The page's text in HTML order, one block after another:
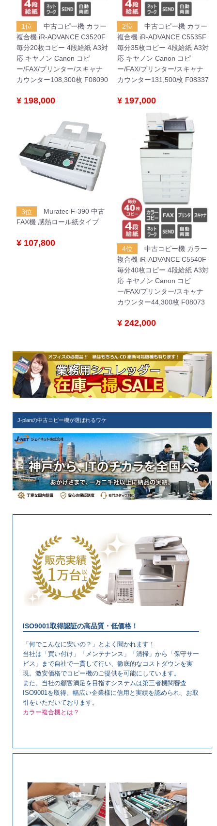
1位
中古コピー機 カラー
複合機 iR-ADVANCE C3520F
毎分20枚コピー 4段給紙 A3対
応 キヤノン Canon コピ
ー/FAX/プリンター/スキャナ
カウンター108,300枚 F08090
¥ 198,000
2位
中古コピー機 カラー
複合機 iR-ADVANCE C5535F
毎分35枚コピー 4段給紙 A3対
応 キヤノン Canon コピ
ー/FAX/プリンター/スキャナ
カウンター131,500枚 F08337
¥ 197,000
3位
Muratec F-390 中古
FAX機 感熱ロール紙タイプ
¥ 107,800
4位
中古コピー機 カラー
複合機 iR-ADVANCE C5540F
毎分40枚コピー 4段給紙 A3対
応 キヤノン Canon コピ
ー/FAX/プリンター/スキャナ
カウンター44,300枚 F08073
¥ 242,000
J-planの中古コピー機が選ばれるワケ
ISO9001取得認証の高品質・低価格！
「何でこんなに安いの？」とよく聞かれます！
当社は「買い付け」「メンテナンス」「清掃」から「保守サー
ビス」まで自社で一貫して行い、徹底的なコストダウンを実
現。激安価格でコピー機のご提供を可能にしています。
また、当社の顧客満足を目指すシステムは第三者機関審査
ISO9001を取得。幅広い企業様に信用と実績を認められ、お取
引をいただいております。
カラー複合機とは？